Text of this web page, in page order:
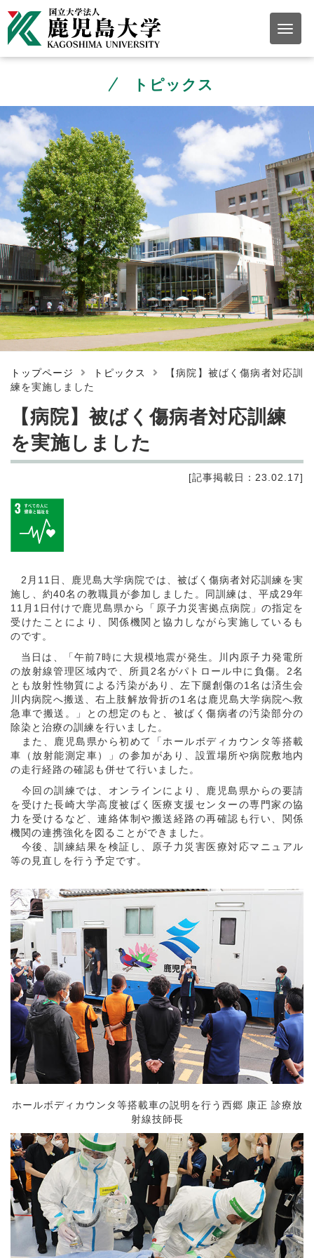
トピックス
トップページ トピックス
【病院】被ばく傷病者対応訓
練を実施しました
【病院】被ばく傷病者対応訓練
を実施しました
[記事掲載日：23.02.17]
2月11日、鹿児島大学病院では、被ばく傷病者対応訓練を実
施し、約40名の教職員が参加しました。同訓練は、平成29年
11月1日付けで鹿児島県から「原子力災害拠点病院」の指定を
受けたことにより、関係機関と協力しながら実施しているも
のです。
当日は、「午前7時に大規模地震が発生。川内原子力発電所
の放射線管理区域内で、所員2名がパトロール中に負傷。2名
とも放射性物質による汚染があり、左下腿創傷の1名は済生会
川内病院へ搬送、右上肢解放骨折の1名は鹿児島大学病院へ救
急車で搬送。」との想定のもと、被ばく傷病者の汚染部分の
除染と治療の訓練を行いました。
また、鹿児島県から初めて「ホールボディカウンタ等搭載
車（放射能測定車）」の参加があり、設置場所や病院敷地内
の走行経路の確認も併せて行いました。
今回の訓練では、オンラインにより、鹿児島県からの要請
を受けた長崎大学高度被ばく医療支援センターの専門家の協
力を受けるなど、連絡体制や搬送経路の再確認も行い、関係
機関の連携強化を図ることができました。
今後、訓練結果を検証し、原子力災害医療対応マニュアル
等の見直しを行う予定です。
ホールボディカウンタ等搭載車の説明を行う西郷 康正 診療放
射線技師長